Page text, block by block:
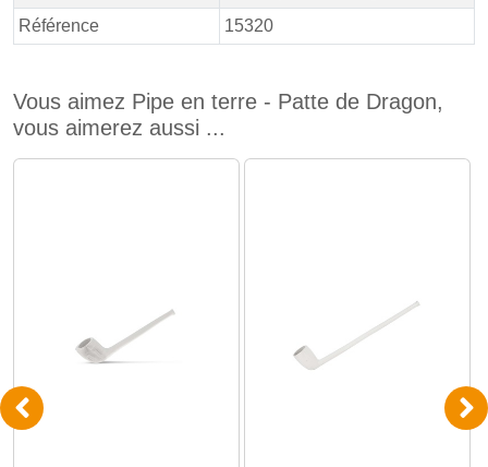
Référence
15320
Vous aimez Pipe en terre - Patte de Dragon,
vous aimerez aussi ...